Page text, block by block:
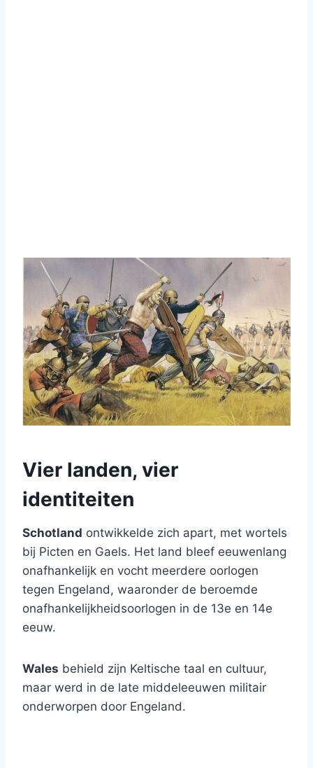
Vier landen, vier
identiteiten
Schotland ontwikkelde zich apart, met wortels
bij Picten en Gaels. Het land bleef eeuwenlang
onafhankelijk en vocht meerdere oorlogen
tegen Engeland, waaronder de beroemde
onafhankelijkheidsoorlogen in de 13e en 14e
eeuw.
Wales behield zijn Keltische taal en cultuur,
maar werd in de late middeleeuwen militair
onderworpen door Engeland.